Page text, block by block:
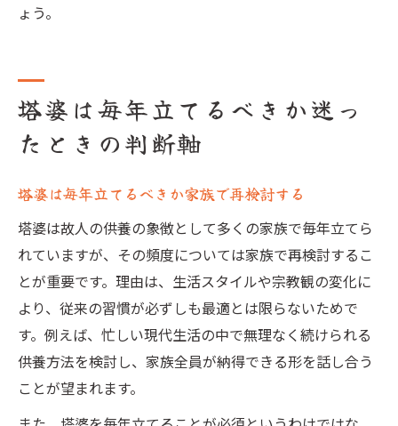
ょう。
塔婆は毎年立てるべきか迷っ
たときの判断軸
塔婆は毎年立てるべきか家族で再検討する
塔婆は故人の供養の象徴として多くの家族で毎年立てら
れていますが、その頻度については家族で再検討するこ
とが重要です。理由は、生活スタイルや宗教観の変化に
より、従来の習慣が必ずしも最適とは限らないためで
す。例えば、忙しい現代生活の中で無理なく続けられる
供養方法を検討し、家族全員が納得できる形を話し合う
ことが望まれます。